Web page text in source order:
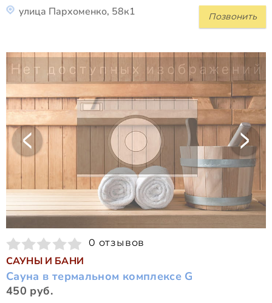
Позвонить
улица Пархоменко, 58к1
0 отзывов
САУНЫ И БАНИ
Сауна в термальном комплексе G
450 руб.